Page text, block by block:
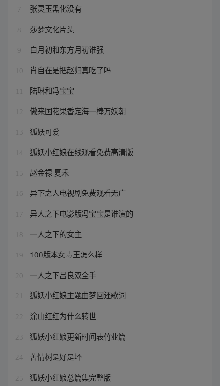
7 张灵玉黑化没有
8 莎梦文化片头
9 白月初和东方月初谁强
10 肖自在是把赵归真吃了吗
陆琳和冯宝宝
12 傲来国花果香定海一棒万妖朝
13 狐妖可爱
14 狐妖小红娘在线观看免费高清版
15 赵金禄 夏禾
16 异下之人电视剧免费观看无广
17 异人之下电影版冯宝宝是谁演的
18 一人之下的女主
19 100版本女毒王怎么样
20 一人之下吕良双全手
21 狐妖小红娘主题曲梦回还歌词
22 涂山红红为什么转世
23 狐妖小红娘更新时间表竹业篇
24 苦情树是好是坏
25 狐妖小红娘总篇集完整版